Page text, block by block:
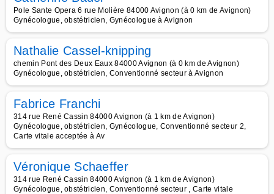
Pole Sante Opera 6 rue Molière 84000 Avignon (à 0 km de Avignon)
Gynécologue, obstétricien, Gynécologue à Avignon
Nathalie Cassel-knipping
chemin Pont des Deux Eaux 84000 Avignon (à 0 km de Avignon)
Gynécologue, obstétricien, Conventionné secteur à Avignon
Fabrice Franchi
314 rue René Cassin 84000 Avignon (à 1 km de Avignon)
Gynécologue, obstétricien, Gynécologue, Conventionné secteur 2,
Carte vitale acceptée à Av
Véronique Schaeffer
314 rue René Cassin 84000 Avignon (à 1 km de Avignon)
Gynécologue, obstétricien, Conventionné secteur , Carte vitale